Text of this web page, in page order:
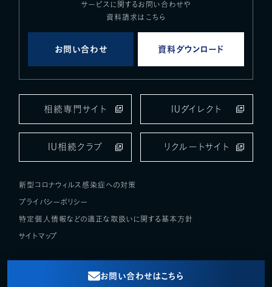
お問い合わせはこちら
サービスに関するお問い合わせや
資料請求はこちら
お問い合わせ 資料ダウンロード
相続専門サイト IUダイレクト
IU相続クラブ リクルートサイト
新型コロナウィルス感染症への対策
プライバシーポリシー
特定個人情報などの適正な取扱いに関する基本方針
サイトマップ
Copyright © アイユーコンサルティンググループ All Rights Reserved.